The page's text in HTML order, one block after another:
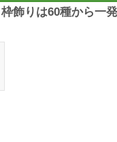
飾りは60種から一